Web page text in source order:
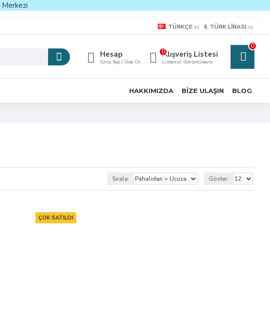
Merkezi
TÜRKÇE ₺ TÜRK LIRASI
Hesap
Giriş Yap / Üye Ol
Alışveriş Listesi
Listenizi Görüntüleyin
0
0
HAKKIMIZDA BIZE ULAŞIN BLOG
Sırala: Göster:
ÇOK SATILDI